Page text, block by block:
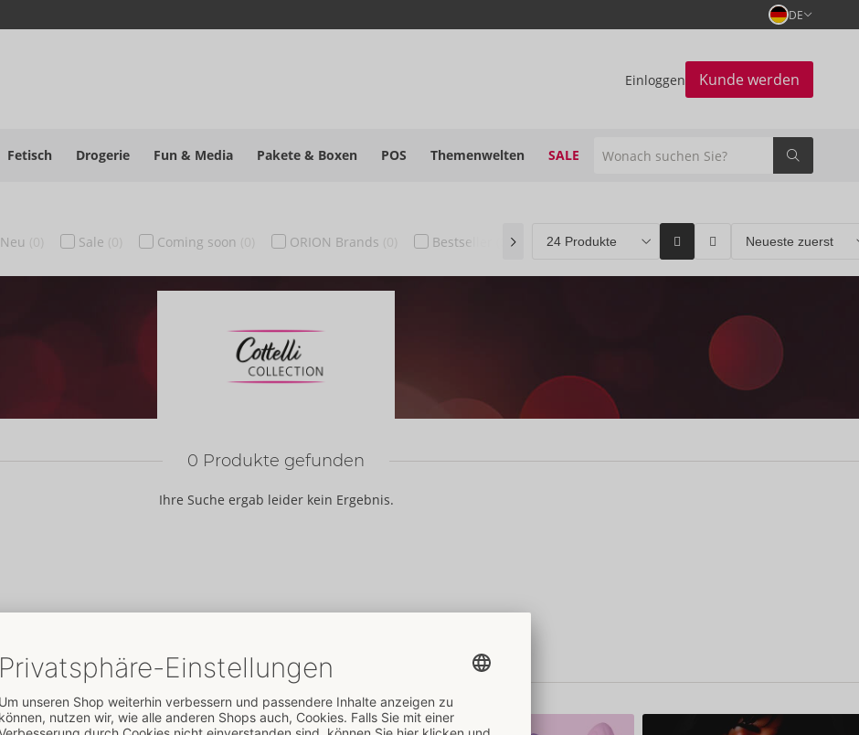
DE
Einloggen Kunde werden
Fetisch Drogerie Fun & Media Pakete & Boxen POS Themenwelten SALE
Neu (0) Sale (0) Coming soon (0) ORION Brands (0) Bestseller
0 Produkte gefunden
Ihre Suche ergab leider kein Ergebnis.
ORIONMarken